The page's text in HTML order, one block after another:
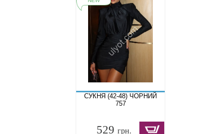
СУКНЯ (42-48) ЧОРНИЙ
757
529 грн.